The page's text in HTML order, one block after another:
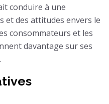
conduire à une
et des attitudes envers le
consommateurs et les
davantage sur ses